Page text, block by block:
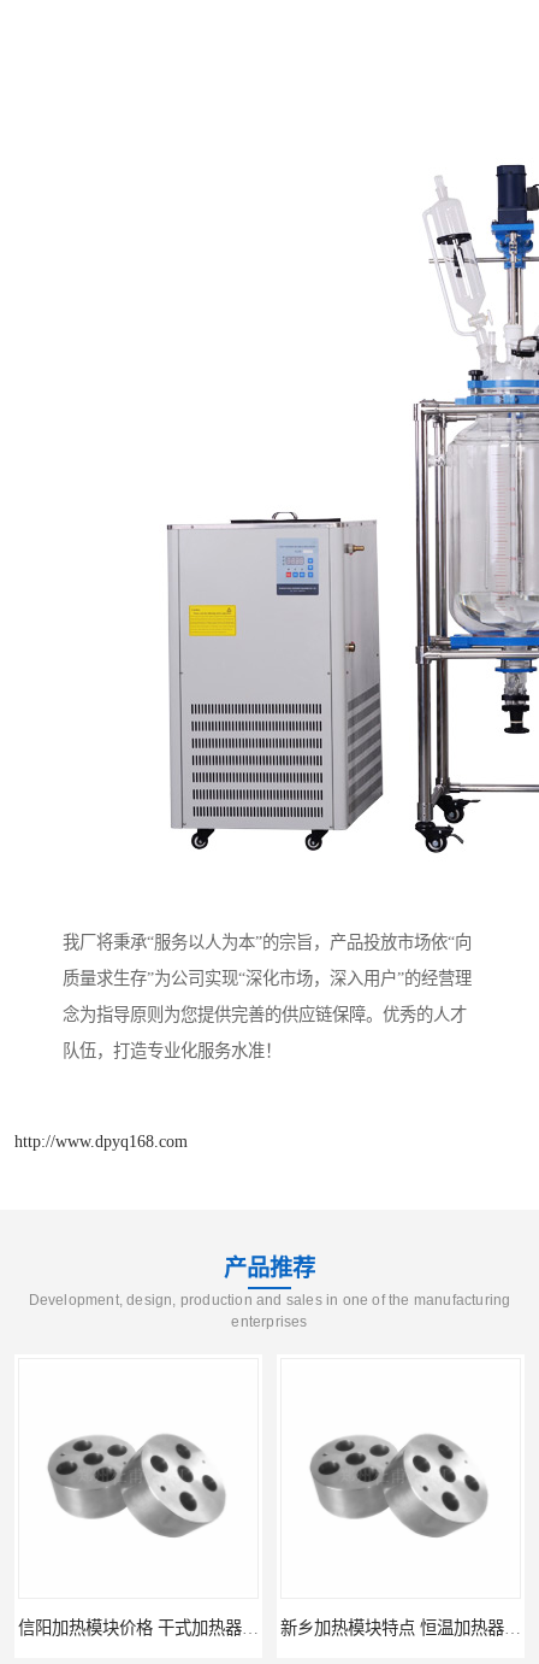
我厂将秉承“服务以人为本”的宗旨，产品投放市场依“向
质量求生存”为公司实现“深化市场，深入用户”的经营理
念为指导原则为您提供完善的供应链保障。优秀的人才
队伍，打造专业化服务水准！
http://www.dpyq168.com
产品推荐
Development, design, production and sales in one of the manufacturing
enterprises